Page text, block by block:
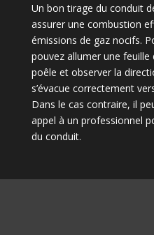
Un bon tirage du conduit
assurer une combustion
émissions de gaz nocifs.
pouvez allumer une
poêle et observer la
s’évacue correctement
Dans le cas contraire, il
appel à un professionnel
du conduit.